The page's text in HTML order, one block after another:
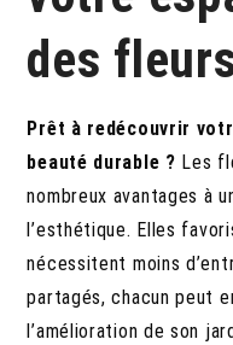
des
Prêt à redécouvrir
beauté durable ? Les
nombreux avantages à
l’esthétique. Elles
nécessitent moins
partagés, chacun peut
l’amélioration de son